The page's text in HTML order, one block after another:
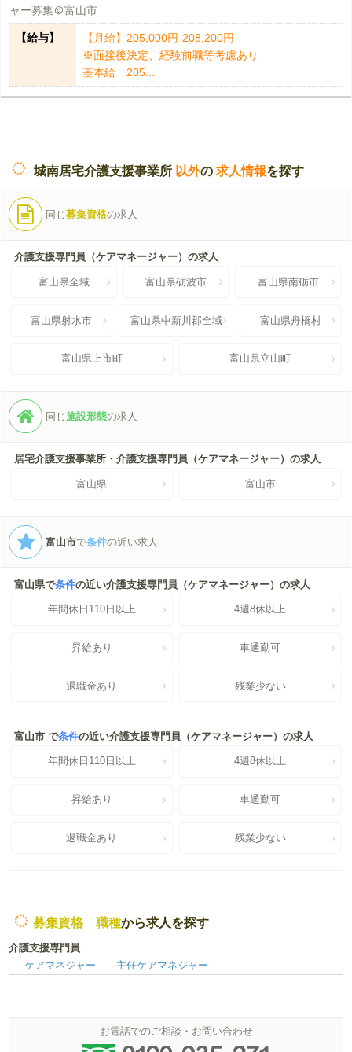
ャー募集＠富山市
【給与】
【月給】205,000円-208,200円
※面接後決定、経験前職等考慮あり
基本給 205...
城南居宅介護支援事業所 以外の 求人情報を探す
同じ募集資格の求人
介護支援専門員（ケアマネージャー）の求人
富山県全域 富山県砺波市 富山県南砺市
富山県射水市 富山県中新川郡全域 富山県舟橋村
富山県上市町 富山県立山町
同じ施設形態の求人
居宅介護支援事業所・介護支援専門員（ケアマネージャー）の求人
富山県 富山市
富山市で条件の近い求人
富山県で条件の近い介護支援専門員（ケアマネージャー）の求人
年間休日110日以上 4週8休以上
昇給あり 車通勤可
退職金あり 残業少ない
富山市 で条件の近い介護支援専門員（ケアマネージャー）の求人
年間休日110日以上 4週8休以上
昇給あり 車通勤可
退職金あり 残業少ない
募集資格 職種から求人を探す
介護支援専門員
ケアマネジャー
主任ケアマネジャー
お電話でのご相談・お問い合わせ